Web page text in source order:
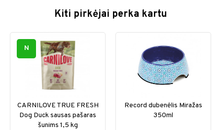
Kiti pirkėjai perka kartu
N
CARNILOVE TRUE FRESH
Dog Duck sausas pašaras
šunims 1,5 kg
Record dubenėlis Miražas
350ml